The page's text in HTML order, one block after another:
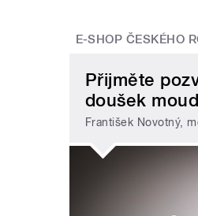
E-SHOP ČESKÉHO
Přijměte
doušek
František Novotný,